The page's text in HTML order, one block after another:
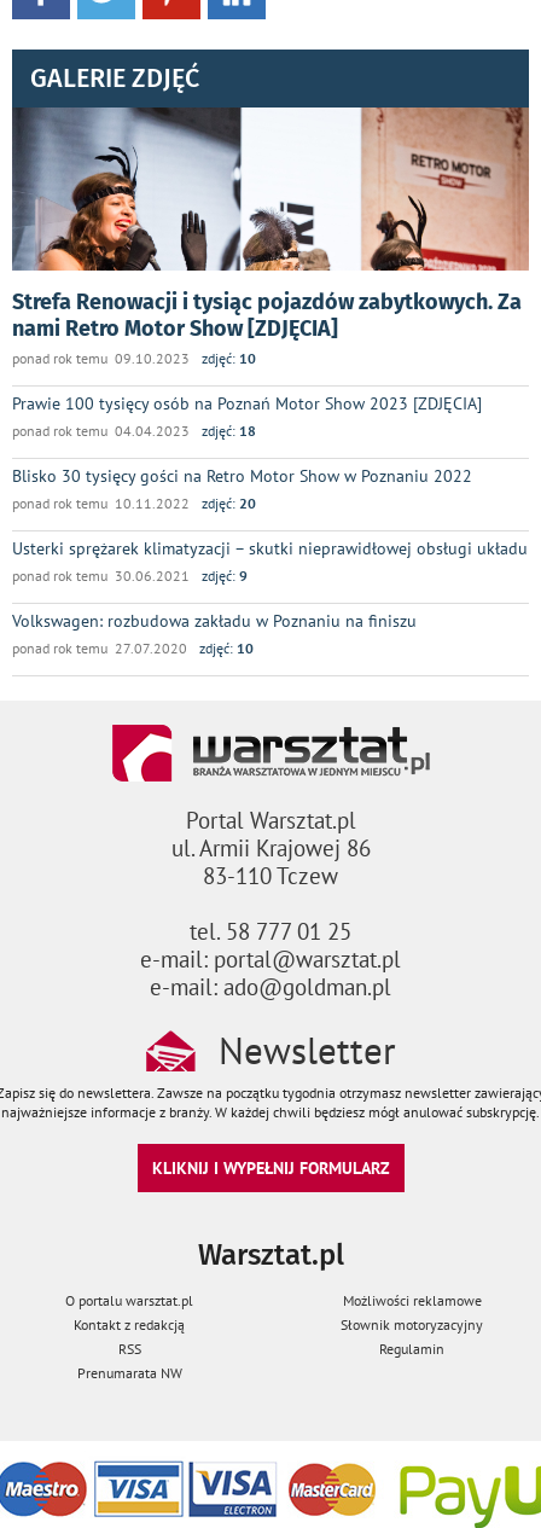
GALERIE ZDJĘĆ
Strefa Renowacji i tysiąc pojazdów zabytkowych. Za
nami Retro Motor Show [ZDJĘCIA]
ponad rok temu 09.10.2023 zdjęć: 10
Prawie 100 tysięcy osób na Poznań Motor Show 2023 [ZDJĘCIA]
ponad rok temu 04.04.2023 zdjęć: 18
Blisko 30 tysięcy gości na Retro Motor Show w Poznaniu 2022
ponad rok temu 10.11.2022 zdjęć: 20
Usterki sprężarek klimatyzacji – skutki nieprawidłowej obsługi układu
ponad rok temu 30.06.2021 zdjęć: 9
Volkswagen: rozbudowa zakładu w Poznaniu na finiszu
ponad rok temu 27.07.2020 zdjęć: 10
Portal Warsztat.pl
ul. Armii Krajowej 86
83-110 Tczew
tel. 58 777 01 25
e-mail: portal@warsztat.pl
e-mail: ado@goldman.pl
Newsletter
się do newslettera. Zawsze na początku tygodnia otrzymasz newsletter
najważniejsze informacje z branży. W każdej chwili będziesz mógł anulować subskrypcję.
KLIKNIJ I WYPEŁNIJ FORMULARZ
Warsztat.pl
O portalu warsztat.pl
Możliwości reklamowe
Kontakt z redakcją
Słownik motoryzacyjny
RSS
Regulamin
Prenumarata NW